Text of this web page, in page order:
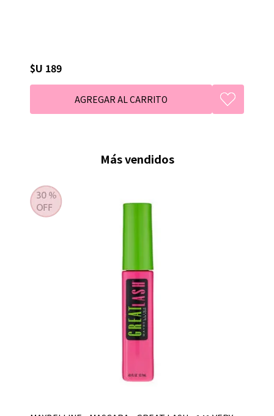
$U 189
Más vendidos